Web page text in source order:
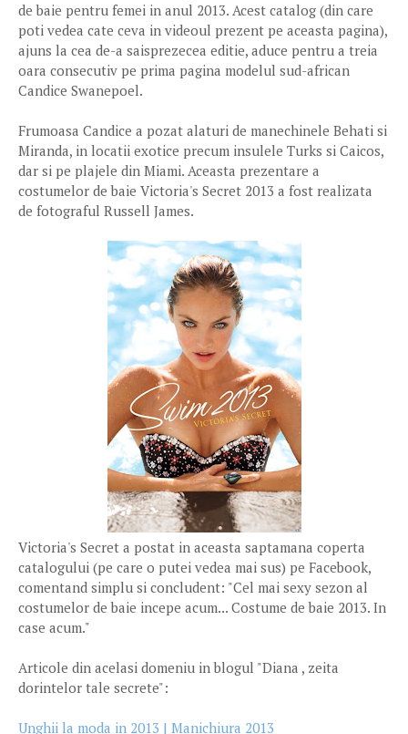
de baie pentru femei in anul 2013. Acest catalog (din care
poti vedea cate ceva in videoul prezent pe aceasta pagina),
ajuns la cea de-a saisprezecea editie, aduce pentru a treia
oara consecutiv pe prima pagina modelul sud-african
Candice Swanepoel.
Frumoasa Candice a pozat alaturi de manechinele Behati si
Miranda, in locatii exotice precum insulele Turks si Caicos,
dar si pe plajele din Miami. Aceasta prezentare a
costumelor de baie Victoria's Secret 2013 a fost realizata
de fotograful Russell James.
Victoria's Secret a postat in aceasta saptamana coperta
catalogului (pe care o putei vedea mai sus) pe Facebook,
comentand simplu si concludent: "Cel mai sexy sezon al
costumelor de baie incepe acum... Costume de baie 2013. In
case acum."
Articole din acelasi domeniu in blogul "Diana , zeita
dorintelor tale secrete":
Unghii la moda in 2013 | Manichiura 2013